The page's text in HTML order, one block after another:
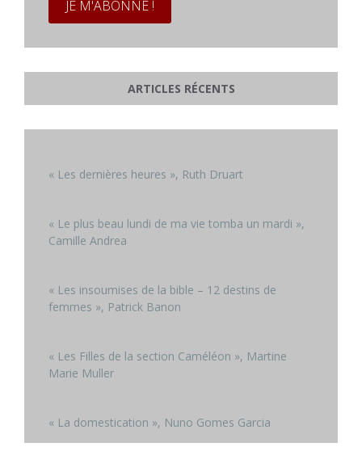
ARTICLES RÉCENTS
« Les dernières heures », Ruth Druart
« Le plus beau lundi de ma vie tomba un mardi »,
Camille Andrea
« Les insoumises de la bible – 12 destins de
femmes », Patrick Banon
« Les Filles de la section Caméléon », Martine
Marie Muller
« La domestication », Nuno Gomes Garcia